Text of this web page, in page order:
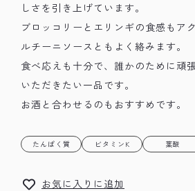
しさを引き上げています。
ブロッコリーとエリンギの食感もア
ルチーニソースともよく絡みます。
食べ応えも十分で、誰かのために頑
いただきたい一品です。
お酒と合わせるのもおすすめです。
たんぱく質 ビタミンK 葉酸
お気に入りに追加